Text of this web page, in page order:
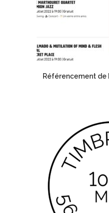
Référencement